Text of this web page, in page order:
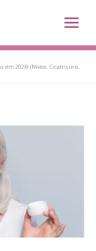
em 2026! (Nívea, Cicatricure,